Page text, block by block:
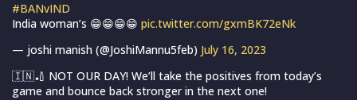
#BANvIND
India woman’s 😁😁😁😁 pic.twitter.com/gxmBK72eNk
— joshi manish (@JoshiMannu5feb) July 16, 2023
🇮🇳🏏 NOT OUR DAY! We’ll take the positives from today’s
game and bounce back stronger in the next one!